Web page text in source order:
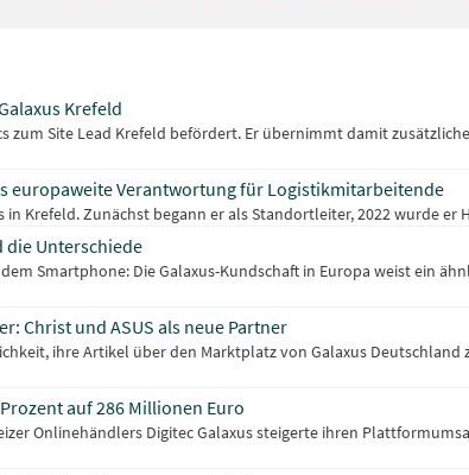
Krefeld
zum Site Lead Krefeld befördert. Er übernimmt damit
europaweite Verantwortung für Logistikmitarbeitende
Krefeld. Zunächst begann er als Standortleiter, 2022 wurde er
die Unterschiede
Smartphone: Die Galaxus-Kundschaft in Europa weist ein
Christ und ASUS als neue Partner
ihre Artikel über den Marktplatz von Galaxus
auf 286 Millionen Euro
Onlinehändlers Digitec Galaxus steigerte ihren